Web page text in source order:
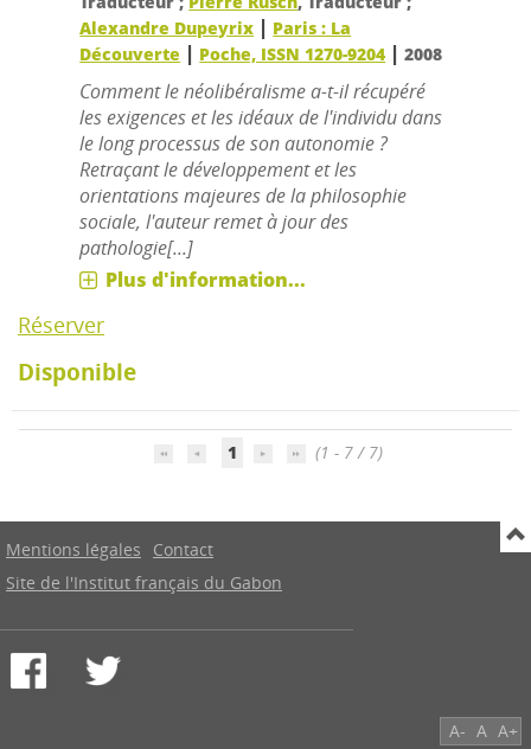
Alexandre Dupeyrix | Paris : La
Découverte | Poche, ISSN 1270-9204 |2008
Comment le néolibéralisme a-t-il récupéré
les exigences et les idéaux de l'individu dans
le long processus de son autonomie ?
Retraçant le développement et les
orientations majeures de la philosophie
sociale, l'auteur remet à jour des
pathologie[...]
Plus d'information...
Réserver
Disponible
1 (1 - 7 / 7)
Mentions légales
Contact
Site de l'Institut français du Gabon
A- A A+